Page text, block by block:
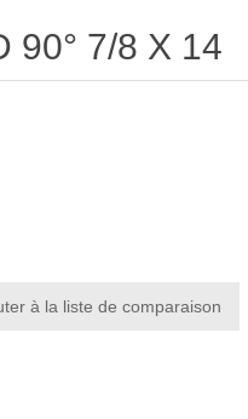
90° 7/8 X 14
à la liste de comparaison